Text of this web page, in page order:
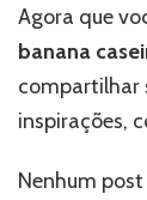
Agora que
banana
compartilhar
inspirações,
Nenhum